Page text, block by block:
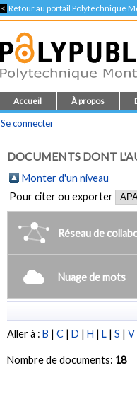
< Retour au portail Polytechnique
Accueil À propos
Se connecter
DOCUMENTS DONT
Monter d'un niveau
Pour citer ou exporter
Réseau de
Nuage de mots
Aller à :B |C |D |H |L |S |V
Nombre de documents: 18